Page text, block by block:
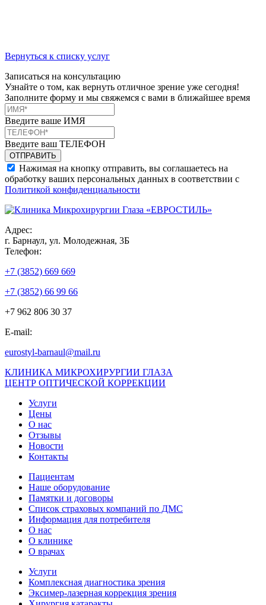
Вернуться к списку услуг
Записаться на консультацию
Узнайте о том, как вернуть отличное зрение уже сегодня!
Заполните форму и мы свяжемся с вами в ближайшее время
Введите ваше ИМЯ
Введите ваш ТЕЛЕФОН
Нажимая на кнопку отправить, вы соглашаетесь на
обработку ваших персональных данных в соответствии с
Политикой конфиденциальности
Адрес:
г. Барнаул, ул. Молодежная, 3Б
Телефон:
+7 (3852) 669 669
+7 (3852) 66 99 66
+7 962 806 30 37
E-mail:
eurostyl-barnaul@mail.ru
КЛИНИКА МИКРОХИРУРГИИ ГЛАЗА
ЦЕНТР ОПТИЧЕСКОЙ КОРРЕКЦИИ
Услуги
Цены
О нас
Отзывы
Новости
Контакты
Пациентам
Наше оборудование
Памятки и договоры
Список страховых компаний по ДМС
Информация для потребителя
О нас
О клинике
О врачах
Услуги
Комплексная диагностика зрения
Эксимер-лазерная коррекция зрения